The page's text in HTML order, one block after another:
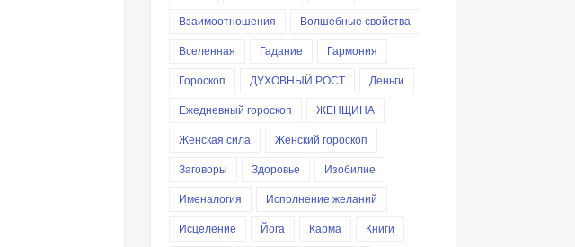
Взаимоотношения
Волшебные свойства
Вселенная
Гадание
Гармония
Гороскоп
ДУХОВНЫЙ РОСТ
Деньги
Ежедневный гороскоп
ЖЕНЩИНА
Женская сила
Женский гороскоп
Заговоры
Здоровье
Изобилие
Именалогия
Исполнение желаний
Исцеление
Йога Карма
Книги